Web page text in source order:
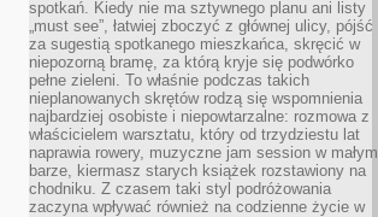
spotkań. Kiedy nie ma sztywnego planu ani listy
„must see”, łatwiej zboczyć z głównej ulicy, pójść
za sugestią spotkanego mieszkańca, skręcić w
niepozorną bramę, za którą kryje się podwórko
pełne zieleni. To właśnie podczas takich
nieplanowanych skrętów rodzą się wspomnienia
najbardziej osobiste i niepowtarzalne: rozmowa z
właścicielem warsztatu, który od trzydziestu lat
naprawia rowery, muzyczne jam session w małym
barze, kiermasz starych książek rozstawiony na
chodniku. Z czasem taki styl podróżowania
zaczyna wpływać również na codzienne życie w